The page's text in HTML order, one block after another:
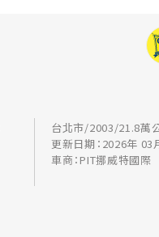
台北市/2003/21.8萬
更新日期：2026年 03
車商：PIT挪威特國際